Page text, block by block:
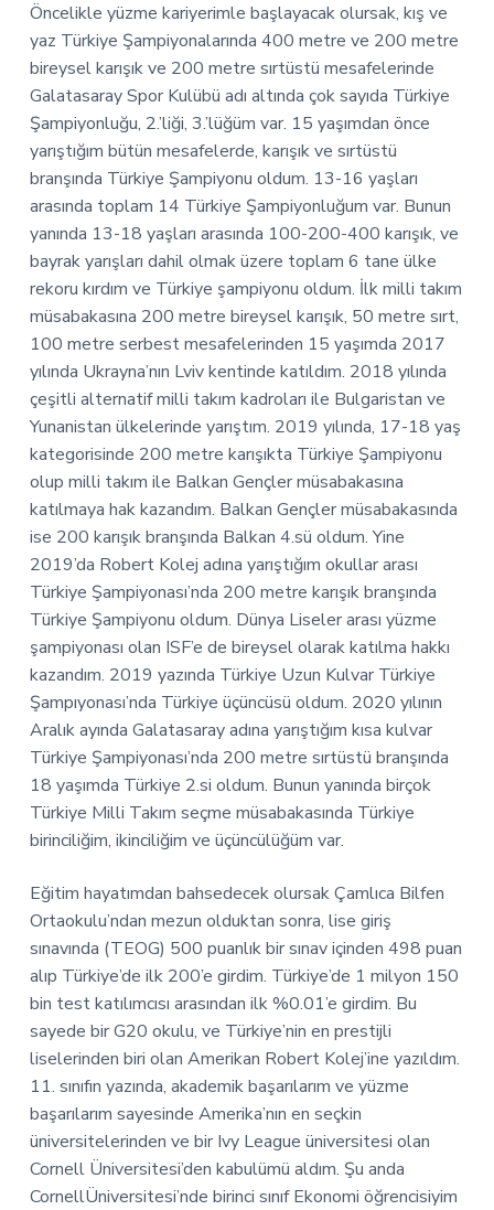
Öncelikle yüzme kariyerimle başlayacak olursak, kış ve
yaz Türkiye Şampiyonalarında 400 metre ve 200 metre
bireysel karışık ve 200 metre sırtüstü mesafelerinde
Galatasaray Spor Kulübü adı altında çok sayıda Türkiye
Şampiyonluğu, 2.’liği, 3.’lüğüm var. 15 yaşımdan önce
yarıştığım bütün mesafelerde, karışık ve sırtüstü
branşında Türkiye Şampiyonu oldum. 13-16 yaşları
arasında toplam 14 Türkiye Şampiyonluğum var. Bunun
yanında 13-18 yaşları arasında 100-200-400 karışık, ve
bayrak yarışları dahil olmak üzere toplam 6 tane ülke
rekoru kırdım ve Türkiye şampiyonu oldum. İlk milli takım
müsabakasına 200 metre bireysel karışık, 50 metre sırt,
100 metre serbest mesafelerinden 15 yaşımda 2017
yılında Ukrayna’nın Lviv kentinde katıldım. 2018 yılında
çeşitli alternatif milli takım kadroları ile Bulgaristan ve
Yunanistan ülkelerinde yarıştım. 2019 yılında, 17-18 yaş
kategorisinde 200 metre karışıkta Türkiye Şampiyonu
olup milli takım ile Balkan Gençler müsabakasına
katılmaya hak kazandım. Balkan Gençler müsabakasında
ise 200 karışık branşında Balkan 4.sü oldum. Yine
2019’da Robert Kolej adına yarıştığım okullar arası
Türkiye Şampiyonası’nda 200 metre karışık branşında
Türkiye Şampiyonu oldum. Dünya Liseler arası yüzme
şampiyonası olan ISF’e de bireysel olarak katılma hakkı
kazandım. 2019 yazında Türkiye Uzun Kulvar Türkiye
Şampıyonası’nda Türkiye üçüncüsü oldum. 2020 yılının
Aralık ayında Galatasaray adına yarıştığım kısa kulvar
Türkiye Şampiyonası’nda 200 metre sırtüstü branşında
18 yaşımda Türkiye 2.si oldum. Bunun yanında birçok
Türkiye Milli Takım seçme müsabakasında Türkiye
birinciliğim, ikinciliğim ve üçüncülüğüm var.
Eğitim hayatımdan bahsedecek olursak Çamlıca Bilfen
Ortaokulu’ndan mezun olduktan sonra, lise giriş
sınavında (TEOG) 500 puanlık bir sınav içinden 498 puan
alıp Türkiye’de ilk 200’e girdim. Türkiye’de 1 milyon 150
bin test katılımcısı arasından ilk %0.01’e girdim. Bu
sayede bir G20 okulu, ve Türkiye’nin en prestijli
liselerinden biri olan Amerikan Robert Kolej’ine yazıldım.
11. sınıfın yazında, akademik başarılarım ve yüzme
başarılarım sayesinde Amerika’nın en seçkin
üniversitelerinden ve bir Ivy League üniversitesi olan
Cornell Üniversitesi’den kabulümü aldım. Şu anda
CornellÜniversitesi’nde birinci sınıf Ekonomi öğrencisiyim